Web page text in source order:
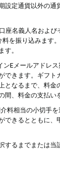
定通貨以外の
名義人名および
を振り込みます
。
Eメールアドレ
きます。ギフ
となるまで、料
、料金の支払い
相当の小切手
きるとともに、
るまでまたは